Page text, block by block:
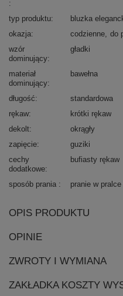
typ produktu
bluzka
okazja
codzienne do
wzór
dominujący
gładki
materiał
dominujący
bawełna
długość
standardowa
rękaw
krótki rękaw
dekolt
okrągły
zapięcie
guziki
cechy
dodatkowe
bufiasty rękaw
sposób prania pranie w pralce
OPIS PRODUKTU
OPINIE
ZWROTY I WYMIANA
ZAKŁADKA KOSZTY